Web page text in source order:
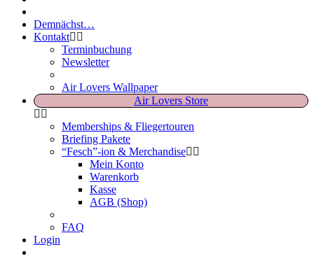
Demnächst…
Kontakt
Terminbuchung
Newsletter
Air Lovers Wallpaper
Air Lovers Store
Memberships & Fliegertouren
Briefing Pakete
“Fesch”-ion & Merchandise
Mein Konto
Warenkorb
Kasse
AGB (Shop)
FAQ
Login